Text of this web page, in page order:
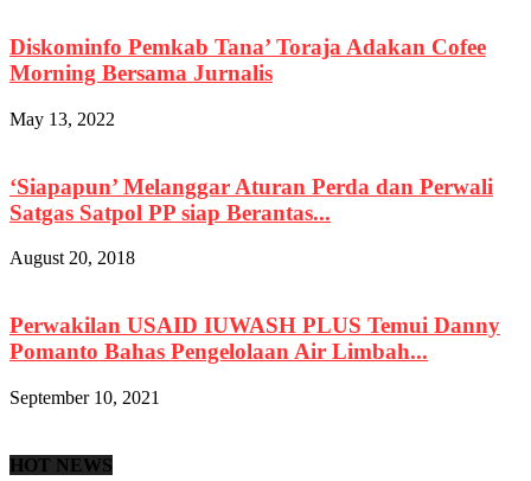
Diskominfo Pemkab Tana’ Toraja Adakan Cofee
Morning Bersama Jurnalis
May 13, 2022
‘Siapapun’ Melanggar Aturan Perda dan Perwali
Satgas Satpol PP siap Berantas...
August 20, 2018
Perwakilan USAID IUWASH PLUS Temui Danny
Pomanto Bahas Pengelolaan Air Limbah...
September 10, 2021
HOT NEWS